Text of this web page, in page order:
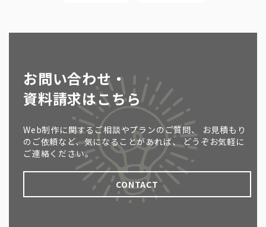
お問い合わせ・
資料請求はこちら
Web制作に関するご相談やプランのご質問、
お見積もり
のご依頼など、気になることがあれば、 どうぞお気軽に
ご連絡ください。
CONTACT